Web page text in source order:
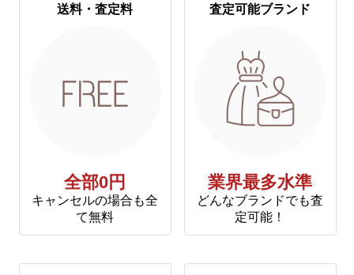
送料・査定料
全部0円
キャンセルの場合も全
て無料
査定可能ブランド
業界最多水準
どんなブランドでも査
定可能！